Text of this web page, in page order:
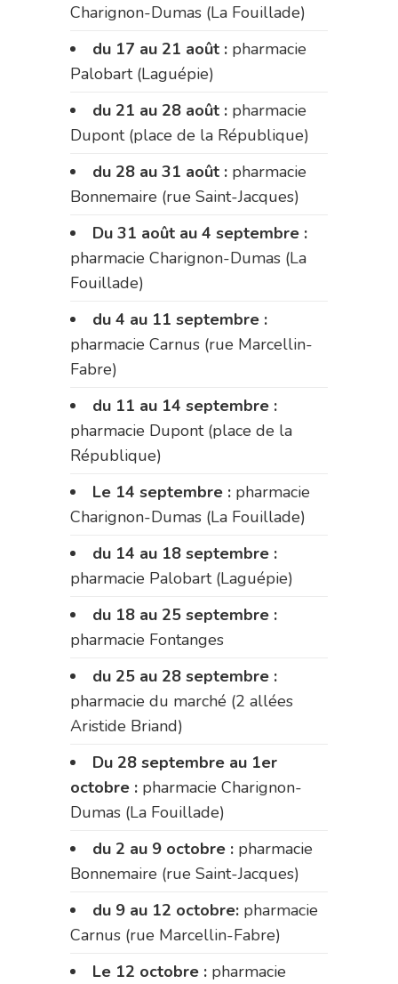
Charignon-Dumas (La Fouillade)
du 17 au 21 août : pharmacie
Palobart (Laguépie)
du 21 au 28 août : pharmacie
Dupont (place de la République)
du 28 au 31 août : pharmacie
Bonnemaire (rue Saint-Jacques)
Du 31 août au 4 septembre :
pharmacie Charignon-Dumas (La
Fouillade)
du 4 au 11 septembre :
pharmacie Carnus (rue Marcellin-
Fabre)
du 11 au 14 septembre :
pharmacie Dupont (place de la
République)
Le 14 septembre : pharmacie
Charignon-Dumas (La Fouillade)
du 14 au 18 septembre :
pharmacie Palobart (Laguépie)
du 18 au 25 septembre :
pharmacie Fontanges
du 25 au 28 septembre :
pharmacie du marché (2 allées
Aristide Briand)
Du 28 septembre au 1er
octobre : pharmacie Charignon-
Dumas (La Fouillade)
du 2 au 9 octobre : pharmacie
Bonnemaire (rue Saint-Jacques)
du 9 au 12 octobre: pharmacie
Carnus (rue Marcellin-Fabre)
Le 12 octobre : pharmacie